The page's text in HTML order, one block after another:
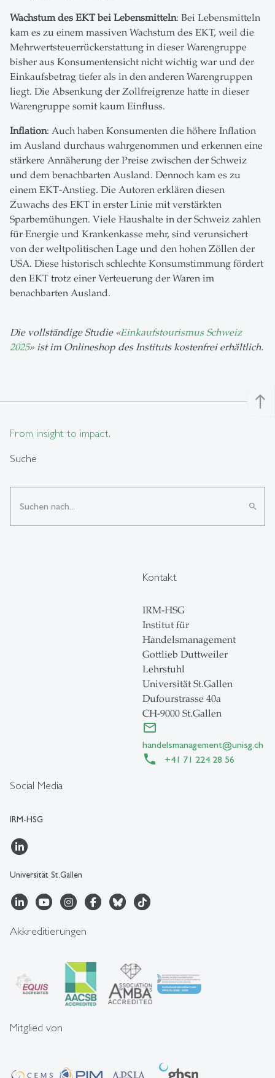
Wachstum des EKT bei Lebensmitteln: Bei Lebensmitteln
kam es zu einem massiven Wachstum des EKT, weil die
Mehrwertsteuerrückerstattung in dieser Warengruppe
bisher aus Konsumentensicht nicht wichtig war und der
Einkaufsbetrag tiefer als in den anderen Warengruppen
liegt. Die Absenkung der Zollfreigrenze hatte in dieser
Warengruppe somit kaum Einfluss.
Inflation: Auch haben Konsumenten die höhere Inflation
im Ausland durchaus wahrgenommen und erkennen eine
stärkere Annäherung der Preise zwischen der Schweiz
und dem benachbarten Ausland. Dennoch kam es zu
einem EKT-Anstieg. Die Autoren erklären diesen
Zuwachs des EKT in erster Linie mit verstärkten
Sparbemühungen. Viele Haushalte in der Schweiz zahlen
für Energie und Krankenkasse mehr, sind verunsichert
von der weltpolitischen Lage und den hohen Zöllen der
USA. Diese historisch schlechte Konsumstimmung fördert
den EKT trotz einer Verteuerung der Waren im
benachbarten Ausland.
Die vollständige Studie «Einkaufstourismus Schweiz
2025» ist im Onlineshop des Instituts kostenfrei erhältlich.
north
From insight to impact.
Suche
search
Social Media
IRM-HSG
Universität St.Gallen
Kontakt
IRM-HSG
Institut für
Handelsmanagement
Gottlieb Duttweiler
Lehrstuhl
Universität St.Gallen
Dufourstrasse 40a
CH-9000 St.Gallen
handelsmanagement@unisg.ch
+41 71 224 28 56
Akkreditierungen
Mitglied von